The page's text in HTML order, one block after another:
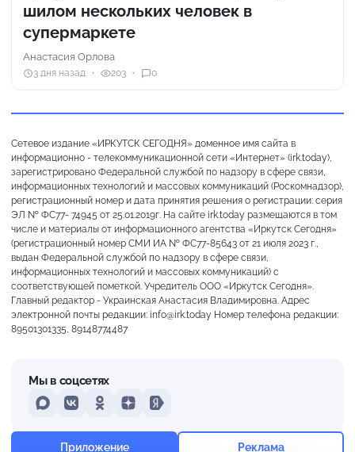
шилом нескольких человек в
супермаркете
Анастасия Орлова
3 дня назад 203 0
Сетевое издание «ИРКУТСК СЕГОДНЯ» доменное имя сайта в
информационно - телекоммуникационной сети «Интернет» (irk.today),
зарегистрировано Федеральной службой по надзору в сфере связи,
информационных технологий и массовых коммуникаций (Роскомнадзор),
регистрационный номер и дата принятия решения о регистрации: серия
ЭЛ № ФС77- 74945 от 25.01.2019г. На сайте irk.today размещаются в том
числе и материалы от информационного агентства «Иркутск Сегодня»
(регистрационный номер СМИ ИА № ФС77-85643 от 21 июля 2023 г.,
выдан Федеральной службой по надзору в сфере связи,
информационных технологий и массовых коммуникаций) с
соответствующей пометкой. Учредитель ООО «Иркутск Сегодня».
Главный редактор - Украинская Анастасия Владимировна. Адрес
электронной почты редакции: info@irk.today Номер телефона редакции:
89501301335, 89148774487
Мы в соцсетях
MAXVKontakteOdnoklassniki
DzenYandex
Приложение Реклама